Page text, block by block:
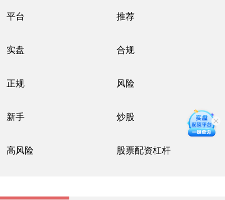
平台 推荐
实盘 合规
正规 风险
新手 炒股
高风险 股票配资杠杆